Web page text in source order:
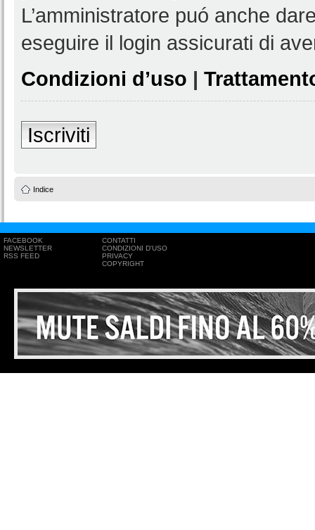
L’amministratore puó anche
eseguire il login assicurati di
Condizioni d’uso |
Iscriviti
Indice
FACEBOOK
NEWSLETTER
RSS FEED
CONTATTI
CONDIZIONI D'USO
PRIVACY
COPYRIGHT